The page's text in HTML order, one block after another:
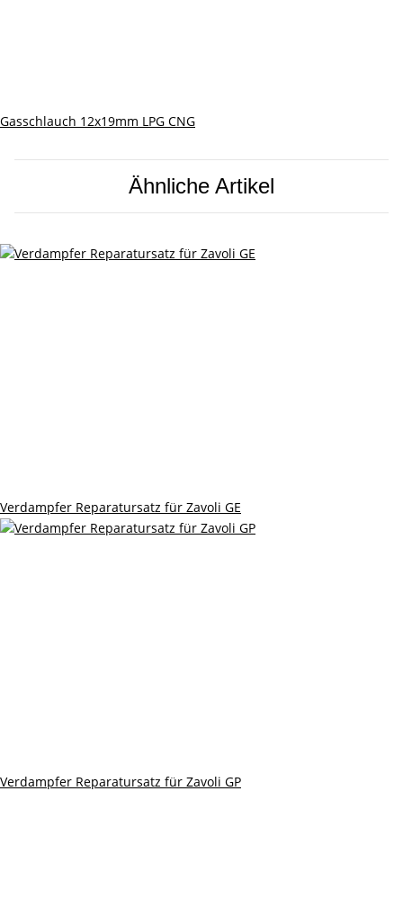
Gasschlauch 12x19mm LPG CNG
Ähnliche Artikel
Verdampfer Reparatursatz für Zavoli GE
Verdampfer Reparatursatz für Zavoli GP